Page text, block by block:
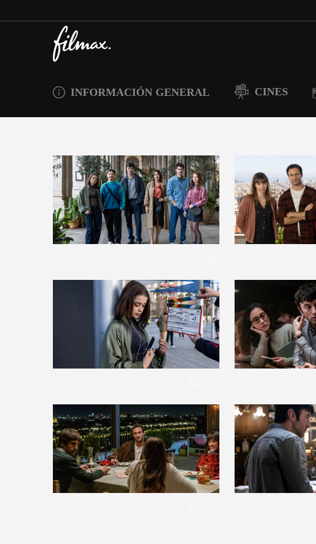
INFORMACIÓN GENERAL CINES